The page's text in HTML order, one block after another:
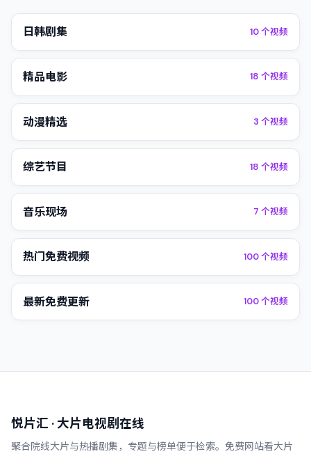
日韩剧集 10个视频
精品电影 18 个视频
动漫精选 3 个视频
综艺节目 18 个视频
音乐现场 7 个视频
热门免费视频 100个视频
最新免费更新 100个视频
悦片汇 · 大片电视剧在线
聚合院线大片与热播剧集，专题与榜单便于检索。 免费网站看大片